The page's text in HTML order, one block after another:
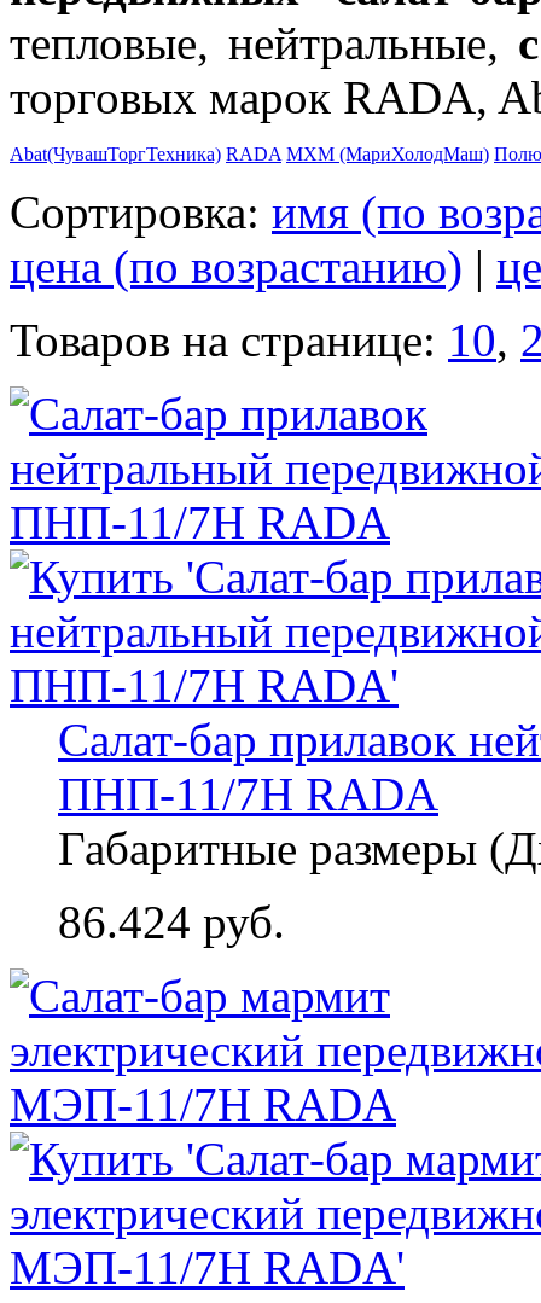
тепловые, нейтральные,
торговых марок RADA,
Abat(ЧувашТоргТехника) RADA МХМ (МариХолодМаш)
Сортировка: имя (по
цена (по возрастанию) |
Товаров на странице: 10,
Салат-бар прилавок
ПНП-11/7Н RADA
Габаритные размеры
86.424 руб.